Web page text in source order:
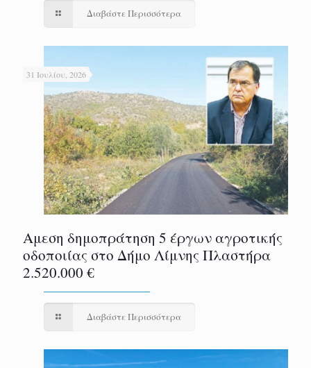
Διαβάστε Περισσότερα
31 Ιουλίου, 2026
Αμεση δημοπράτηση 5 έργων αγροτικής
οδοποιίας στο Δήμο Λίμνης Πλαστήρα
2.520.000 €
Διαβάστε Περισσότερα